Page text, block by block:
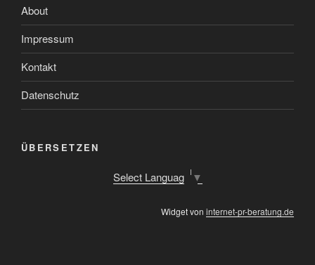
später
–
Zeitumstellung“
About
Impressum
Kontakt
Datenschutz
ÜBERSETZEN
Select Language ▼
Widget von internet-pr-beratung.de